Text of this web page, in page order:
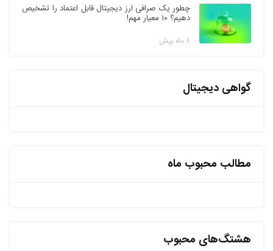
چطور یک صرافی ارز دیجیتال قابل اعتماد را تشخیص
دهیم؟ ۱۰ معیار مهم!
۸ ماه پیش
گواهی دیجیتال
مطالب محبوب ماه
هشتگ‌های محبوب